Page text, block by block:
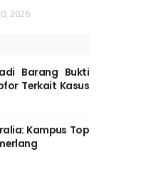
2026
Barang Bukti
Terkait Kasus
Kampus Top